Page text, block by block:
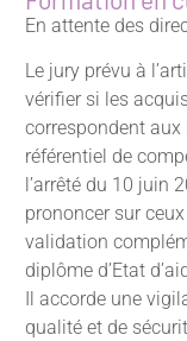
En attente des
Le jury prévu à
vérifier si les
correspondent aux
référentiel de
l’arrêté du 10 juin
prononcer sur
validation
diplôme d’Etat
Il accorde une
qualité et de